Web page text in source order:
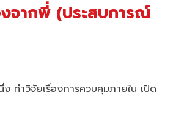
จากพี่ (ประสบการณ์
ทำวิจัยเรื่องการควบคุมภายใน เปิด